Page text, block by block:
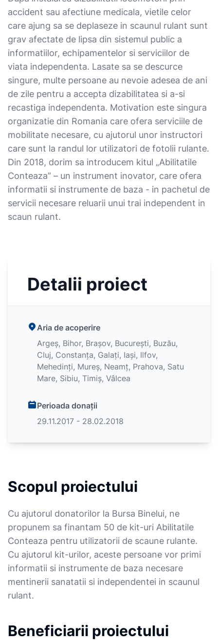
accident sau afectiune medicala, vietile celor
care ajung sa se deplaseze in scaunul rulant sunt
grav afectate de lipsa din sistemul public a
informatiilor, echipamentelor si serviciilor de
viata independenta. Lasate sa se descurce
singure, multe persoane au nevoie adesea de ani
de zile pentru a accepta dizabilitatea si a-si
recastiga independenta. Motivation este singura
organizatie din Romania care ofera serviciile de
mobilitate necesare, cu ajutorul unor instructori
care sunt la randul lor utilizatori de fotolii rulante.
Din 2018, dorim sa introducem kitul „Abilitatile
Conteaza” – un instrument inovator, care ofera
informatii si instrumente de baza - in pachetul de
servicii necesare reluarii unui trai independent in
scaun rulant.
Detalii proiect
Aria de acoperire
Argeș, Bihor, Brașov, București, Buzău,
Cluj, Constanța, Galați, Iași, Ilfov,
Mehedinți, Mureș, Neamț, Prahova, Satu
Mare, Sibiu, Timiș, Vâlcea
Perioada donații
29.11.2017 - 28.02.2018
Scopul proiectului
Cu ajutorul donatorilor la Bursa Binelui, ne
propunem sa finantam 50 de kit-uri Abilitatile
Conteaza pentru utilizatorii de scaune rulante.
Cu ajutorul kit-urilor, aceste persoane vor primi
informatii si instrumente de baza necesare
mentinerii sanatatii si independentei in scaunul
rulant.
Beneficiarii proiectului